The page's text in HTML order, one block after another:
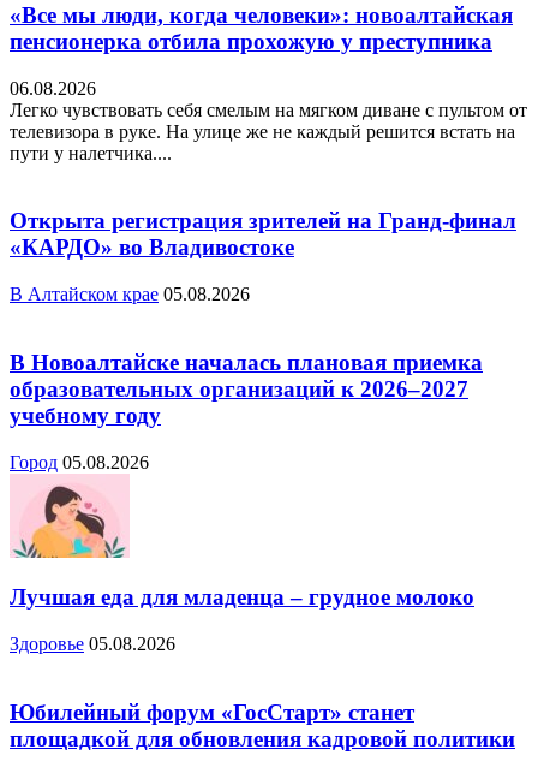
«Все мы люди, когда человеки»: новоалтайская
пенсионерка отбила прохожую у преступника
06.08.2026
Легко чувствовать себя смелым на мягком диване с пультом от
телевизора в руке. На улице же не каждый решится встать на
пути у налетчика....
Открыта регистрация зрителей на Гранд-финал
«КАРДО» во Владивостоке
В Алтайском крае 05.08.2026
В Новоалтайске началась плановая приемка
образовательных организаций к 2026–2027
учебному году
Город 05.08.2026
Лучшая еда для младенца – грудное молоко
Здоровье 05.08.2026
Юбилейный форум «ГосСтарт» станет
площадкой для обновления кадровой политики